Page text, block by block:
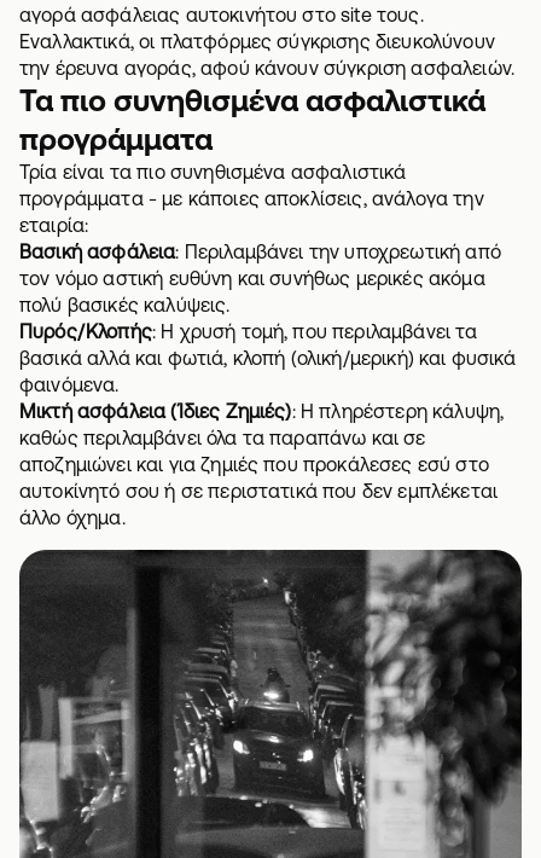
αγορά ασφάλειας αυτοκινήτου στο site τους.
Εναλλακτικά, οι πλατφόρμες σύγκρισης διευκολύνουν
την έρευνα αγοράς, αφού κάνουν σύγκριση ασφαλειών.
Τα πιο συνηθισμένα ασφαλιστικά
προγράμματα
Τρία είναι τα πιο συνηθισμένα ασφαλιστικά
προγράμματα - με κάποιες αποκλίσεις, ανάλογα την
εταιρία:
Βασική ασφάλεια: Περιλαμβάνει την υποχρεωτική από
τον νόμο αστική ευθύνη και συνήθως μερικές ακόμα
πολύ βασικές καλύψεις.
Πυρός/Κλοπής: Η χρυσή τομή, που περιλαμβάνει τα
βασικά αλλά και φωτιά, κλοπή (ολική/μερική) και φυσικά
φαινόμενα.
Μικτή ασφάλεια (Ίδιες Ζημιές): Η πληρέστερη κάλυψη,
καθώς περιλαμβάνει όλα τα παραπάνω και σε
αποζημιώνει και για ζημιές που προκάλεσες εσύ στο
αυτοκίνητό σου ή σε περιστατικά που δεν εμπλέκεται
άλλο όχημα.